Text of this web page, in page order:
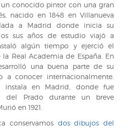
un conocido pintor con una gran
nacido en 1848 en Villanueva
a Madrid donde inicia su
sus años de estudio viajó a
algún tiempo y ejerció el
Real Academia de España. En
una buena parte de su
a conocer internacionalmente.
instala en Madrid, donde fue
del Prado durante un breve
en 1921.
conservamos dos dibujos del